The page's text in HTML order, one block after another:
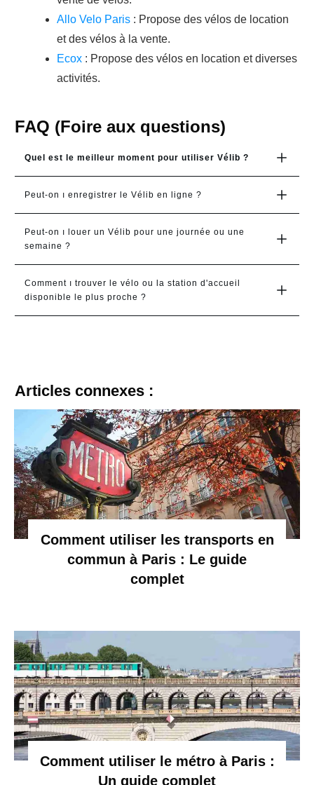
Allo Velo Paris : Propose des vélos de location
et des vélos à la vente.
Ecox : Propose des vélos en location et diverses
activités.
FAQ (Foire aux questions)
Quel est le meilleur moment pour utiliser Vélib ?
Peut-on ı enregistrer le Vélib en ligne ?
Peut-on ı louer un Vélib pour une journée ou une
semaine ?
Comment ı trouver le vélo ou la station d'accueil
disponible le plus proche ?
Articles connexes :
Comment utiliser les transports en
commun à Paris : Le guide
complet
Comment utiliser le métro à Paris :
Un guide complet